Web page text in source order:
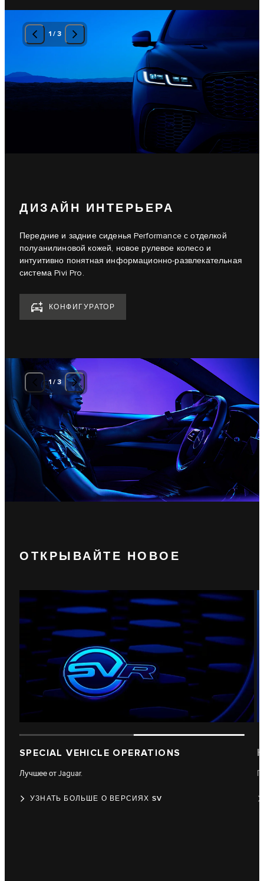
1/ 3
ДИЗАЙН ИНТЕРЬЕРА
Передние и задние сиденья Performance с отделкой
полуанилиновой кожей, новое рулевое колесо и
интуитивно понятная информационно-развлекательная
система Pivi Pro.
КОНФИГУРАТОР
1/ 3
ОТКРЫВАЙТЕ НОВОЕ
SPECIAL VEHICLE OPERATIONS
Лучшее от Jaguar.
УЗНАТЬ БОЛЬШЕ О ВЕРСИЯХ SV